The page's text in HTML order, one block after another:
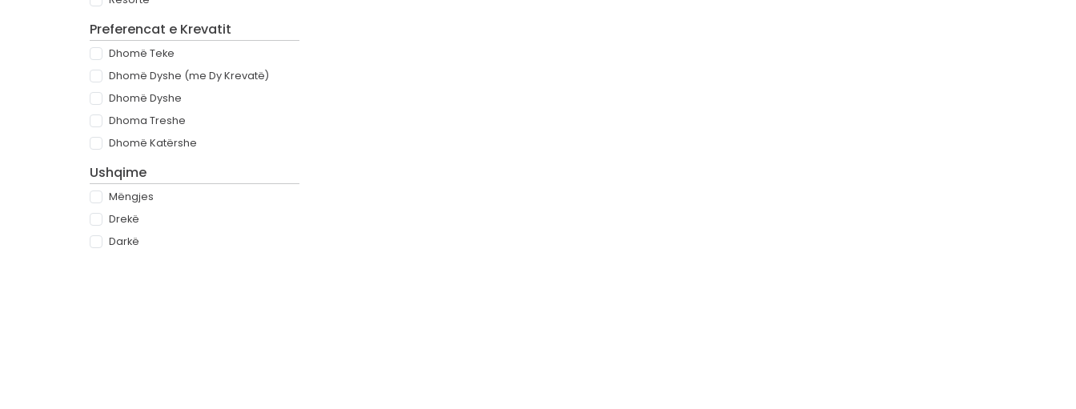
Preferencat e Krevatit
Dhomë Teke
Dhomë Dyshe (me Dy Krevatë)
Dhomë Dyshe
Dhoma Treshe
Dhomë Katërshe
Ushqime
Mëngjes
Drekë
Darkë